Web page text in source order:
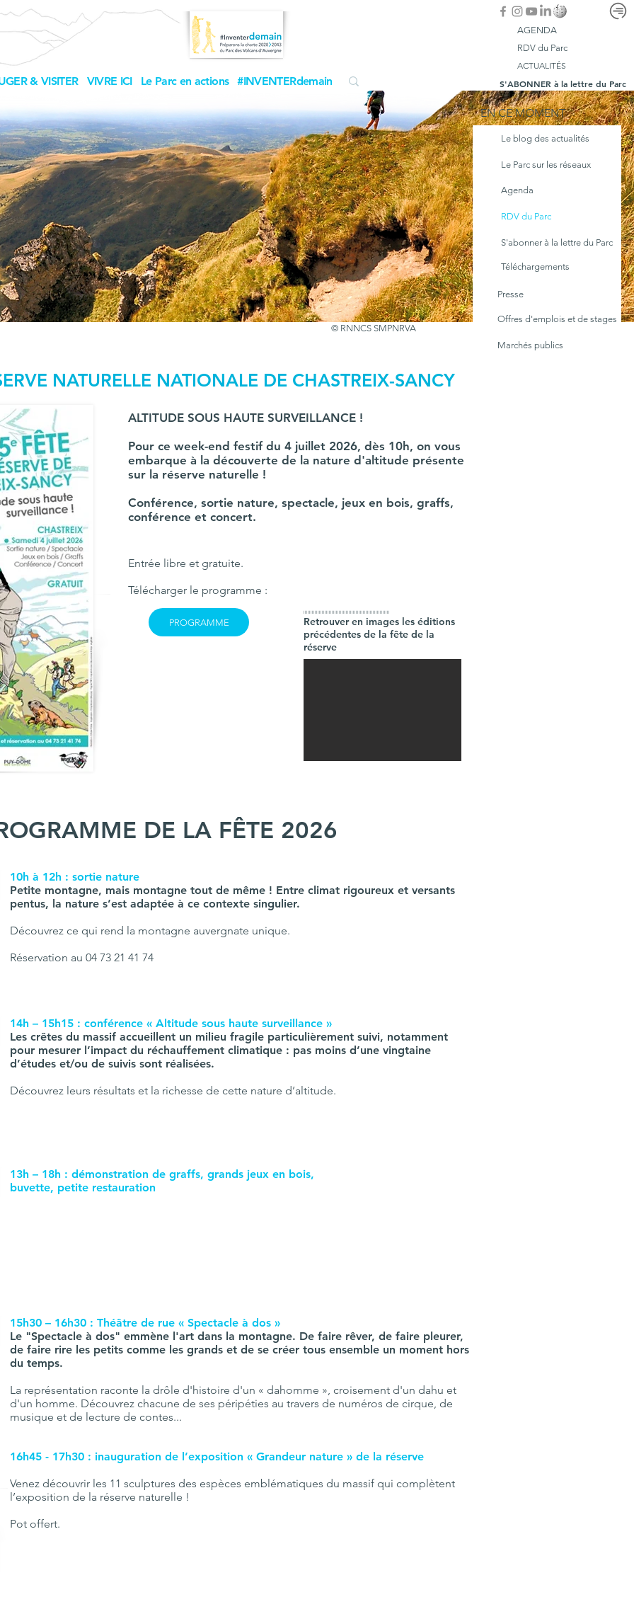
& VISITER VIVRE ICI Le Parc en actions #INVENTERdemain
AGENDA
RDV du Parc
ACTUALITÉS
S'ABONNER à la lettre du Parc
EN CE MOMENT
Le blog des actualités
Agenda
Le Parc sur les réseaux
RDV du Parc
S'abonner à la lettre du Parc
Téléchargements
Presse
Offres d'emplois et de stages
Marchés publics
© RNNCS SMPNRVA
NATURELLE NATIONALE DE CHASTREIX-SANCY
ALTITUDE SOUS HAUTE SURVEILLANCE !
Pour ce week-end festif du 4 juillet 2026, dès 10h, on vous
embarque à la découverte de la nature d'altitude présente
sur la réserve naturelle !
Conférence, sortie nature, spectacle, jeux en bois, graffs,
conférence et concert.
Entrée libre et gratuite.
Télécharger le programme :
PROGRAMME
IIIIIIIIIIIIIIIIIIIIIIIIIIIIIIIIIIIIIIIIIIIIIIIIIIIIIIIIIIIII
Retrouver en images les éditions
précédentes de la fête de la
réserve
DE LA FÊTE 2026
10h à 12h : sortie nature
Petite montagne, mais montagne tout de même ! Entre climat rigoureux et versants
pentus, la nature s’est adaptée à ce contexte singulier.
Découvrez ce qui rend la montagne auvergnate unique.
Réservation au 04 73 21 41 74
14h – 15h15 : conférence « Altitude sous haute surveillance »
Les crêtes du massif accueillent un milieu fragile particulièrement suivi, notamment
pour mesurer l’impact du réchauffement climatique : pas moins d’une vingtaine
d’études et/ou de suivis sont réalisées.
Découvrez leurs résultats et la richesse de cette nature d’altitude.
13h – 18h : démonstration de graffs, grands jeux en bois,
buvette, petite restauration
15h30 – 16h30 : Théâtre de rue « Spectacle à dos »
Le "Spectacle à dos" emmène l'art dans la montagne. De faire rêver, de faire pleurer,
de faire rire les petits comme les grands et de se créer tous ensemble un moment hors
du temps.
La représentation raconte la drôle d'histoire d'un « dahomme », croisement d'un dahu et
d'un homme. Découvrez chacune de ses péripéties au travers de numéros de cirque, de
musique et de lecture de contes...
16h45 - 17h30 : inauguration de l’exposition « Grandeur nature » de la réserve
Venez découvrir les 11 sculptures des espèces emblématiques du massif qui complètent
l’exposition de la réserve naturelle !
Pot offert.